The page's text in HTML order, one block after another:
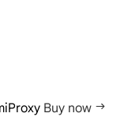
Buy now